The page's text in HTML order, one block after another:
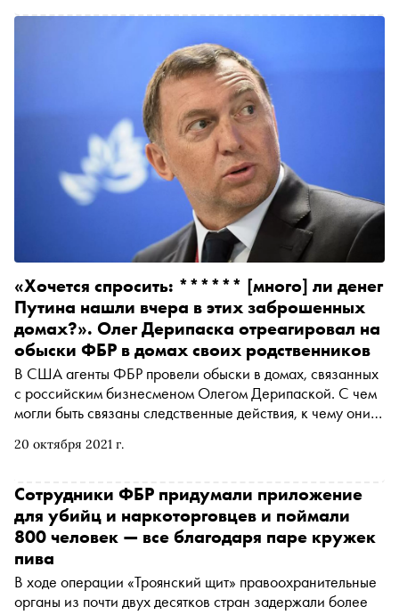
20 октября 2021 г.
«Хочется спросить: ****** [много] ли денег
Путина нашли вчера в этих заброшенных
домах?». Олег Дерипаска отреагировал на
обыски ФБР в домах своих родственников
В США агенты ФБР провели обыски в домах, связанных
с российским бизнесменом Олегом Дерипаской. С чем
могли быть связаны следственные действия, к чему они
материале «Сноба»
Сотрудники ФБР придумали приложение
для убийц и наркоторговцев и поймали
800 человек — все благодаря паре кружек
пива
В ходе операции «Троянский щит» правоохранительные
органы из почти двух десятков стран задержали более